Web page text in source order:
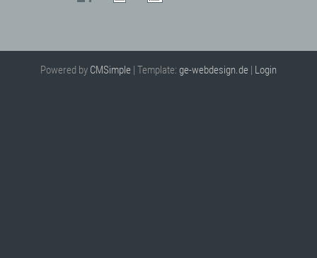
Powered by CMSimple | Template: ge-webdesign.de | Login